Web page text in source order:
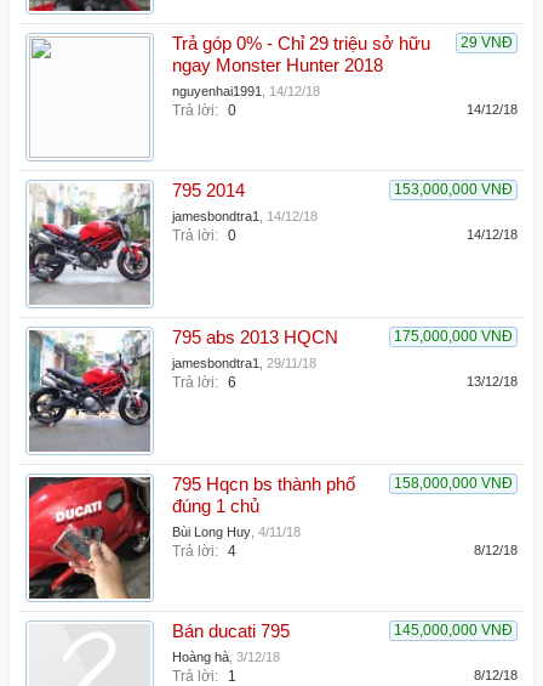
29 VNĐ
Trả góp 0% - Chỉ 29 triệu sở hữu
ngay Monster Hunter 2018
nguyenhai1991 14/12/18
Trả lời: 0 14/12/18
153,000,000 VNĐ
795 2014
jamesbondtra1 14/12/18
Trả lời: 0 14/12/18
175,000,000 VNĐ
795 abs 2013 HQCN
jamesbondtra1 29/11/18
Trả lời: 6 13/12/18
158,000,000 VNĐ
795 Hqcn bs thành phố
đúng 1 chủ
Bùi Long Huy 4/11/18
Trả lời: 4 8/12/18
145,000,000 VNĐ
Bán ducati 795
Hoàng hà 3/12/18
Trả lời: 1 8/12/18